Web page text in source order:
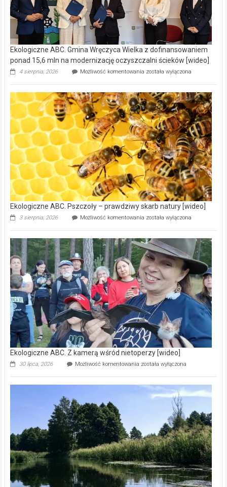
Ekologiczne ABC. Gmina Wręczyca Wielka z dofinansowaniem
ponad 15,6 mln na modernizację oczyszczalni ścieków [wideo]
4 sierpnia, 2026 Możliwość komentowania Ekologiczne
Wręczyca
Wielka
z
dofinansowaniem
ponad
15,6
mln
na
modernizację
oczyszczalni
ścieków
[wideo]
została wyłączona
Ekologiczne ABC. Pszczoły – prawdziwy skarb natury [wideo]
3 sierpnia, 2026 Możliwość komentowania Ekologiczne
–
prawdziwy
skarb
natury
[wideo]
została wyłączona
Ekologiczne ABC. Z kamerą wśród nietoperzy [wideo]
30 lipca, 2026 Możliwość komentowania Ekologiczne
kamerą
wśród
została wyłączona